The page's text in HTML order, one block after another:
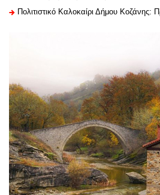
Πολιτιστικό Καλοκαίρι Δήμου Κοζάνης: